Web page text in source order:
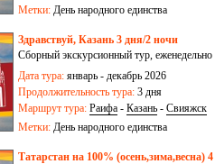
Метки: День народного единства
Здравствуй, Казань 3 дня/2 ночи
Сборный экскурсионный тур, еженедельно
Дата тура: январь - декабрь 2026
Продолжительность тура: 3 дня
Маршрут тура: Раифа - Казань - Свияжск
Метки: День народного единства
Татарстан на 100% (осень,зима,весна)